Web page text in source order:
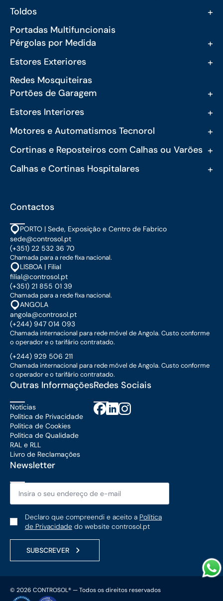
Toldos +
Portadas Multifuncionais
Pérgolas por Medida
+
Estores Exteriores +
Redes Mosquiteiras
Portões de Garagem
+
Estores Interiores +
Motores e Automatismos Tecnorol +
Cortinas e Reposteiros com Calhas ou Varões +
Calhas e Cortinas Hospitalares +
Contactos
PORTO | Sede, Exposição e Centro de Fabrico
sede@controsol.pt
(+351) 22 532 36 70
Chamada para a rede fixa nacional.
LISBOA | Filial
filial@controsol.pt
(+351) 21 855 01 39
Chamada para a rede fixa nacional.
ANGOLA
angola@controsol.pt
(+244) 947 014 093
Chamada internacional para rede móvel de Angola. Custo conforme
o operador e o tarifário contratado.
(+244) 929 506 211
Chamada internacional para rede móvel de Angola. Custo conforme
o operador e o tarifário contratado.
Outras Informações
Notícias
Política de Privacidade
Política de Cookies
Política de Qualidade
RAL e RLL
Livro de Reclamações
Redes Sociais
Newsletter
Email
Política
de
Declaro que compreendi e aceito a Política
de Privacidade do website controsol.pt
SUBSCREVER
© 2026 CONTROSOL® — Todos os direitos reservados